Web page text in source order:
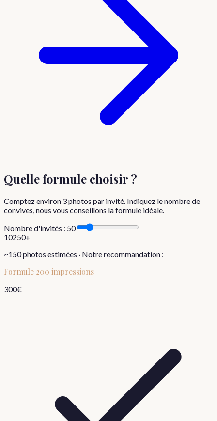
Quelle formule choisir ?
Comptez environ 3photos par invité. Indiquez le nombre de
convives, nous vous conseillons la formule idéale.
Nombre d'invités : 50
10250+
~150photos estimées · Notre recommandation :
Formule 200 impressions
300€